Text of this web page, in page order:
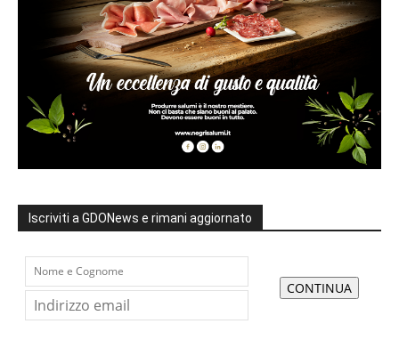
Iscriviti a GDONews e rimani aggiornato